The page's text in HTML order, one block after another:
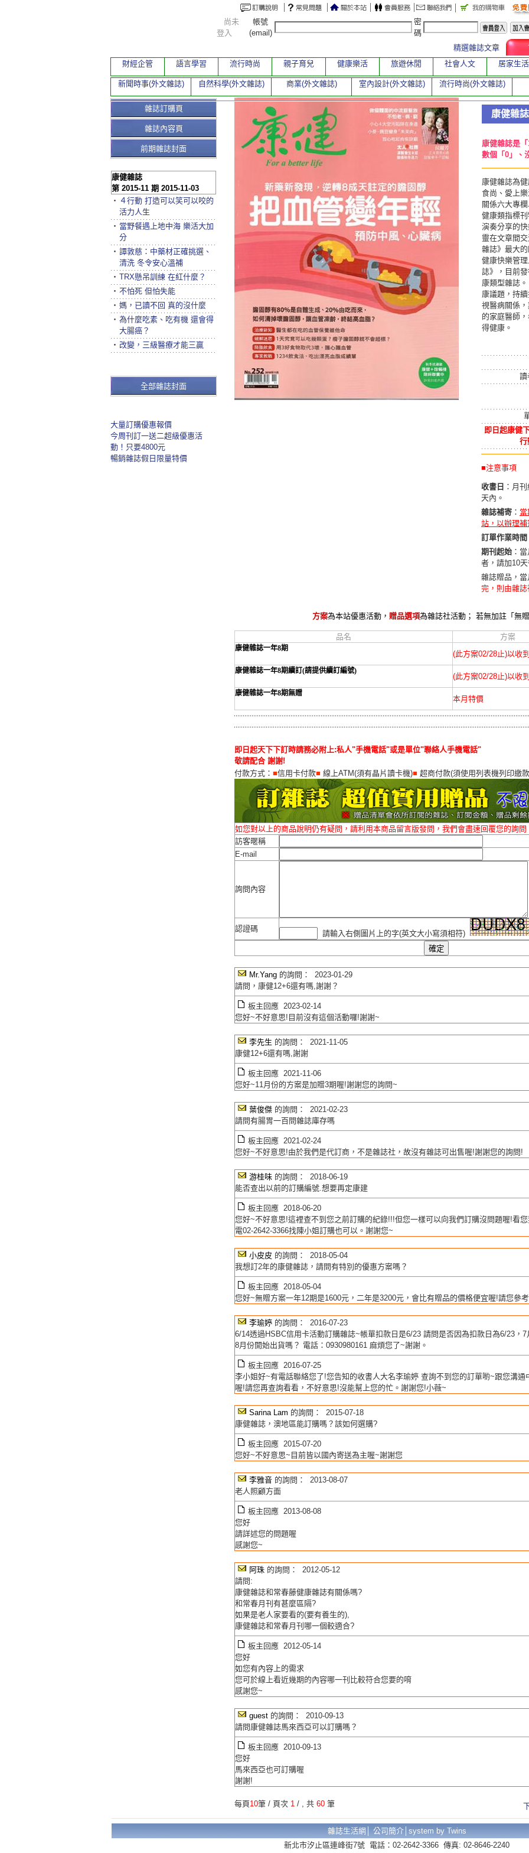
康健雜誌
康健雜誌是
數個「0」、
康健雜誌為
食尚、愛上
關係六大專
健康類指標
演奏分享的
靈在文章間
雜誌》最大
健康快樂管
誌》，目前
康類型雜誌
康議題，持
視醫病關係
的家庭醫師
得健康。
讀
即日起康健
行
■注意事項
收書日 ：月
天內。
雜誌補寄 ：
站，以辦理
訂單作業時間
期刊起始 ：
者，請加10
雜誌贈品，
完，則由雜
方案為本站優惠活動， 贈品選項為雜誌社活動； 若無加註「無
品名 方案
康健雜誌一年8期
(此方案02/28止)以收
康健雜誌一年8期續訂(請提供續訂編號)
(此方案02/28止)以收
康健雜誌一年8期無贈
本月特價
即日起天下下訂時請務必附上:私人"手機電話"或是單位"聯絡人手機電話"
敬請配合 謝謝!
付款方式： ■信用卡付款■ 線上ATM(須有晶片讀卡機)■ 超商付款(須使用列表機列印繳
如您對以上的商品說明仍有疑問，請利用本商品留言版發問，我們會盡速回覆您的詢問
訪客暱稱
E-mail
詢問內容
認證碼
請輸入右側圖片上的字(英文大小寫須相符)
Mr.Yang 的詢問： 2023-01-29
請問，康健12+6還有嗎,謝謝？
板主回應 2023-02-14
您好~不好意思!目前沒有這個活動囉!謝謝~
李先生 的詢問： 2021-11-05
康健12+6還有嗎,謝謝
板主回應 2021-11-06
您好~11月份的方案是加贈3期喔!謝謝您的詢問~
葉俊傑 的詢問： 2021-02-23
請問有腸胃一百問雜誌庫存嗎
板主回應 2021-02-24
您好~不好意思!由於我們是代訂商，不是雜誌社，故沒有雜誌可出售喔!謝謝您的詢問!
游桂味 的詢問： 2018-06-19
能否查出以前的訂購編號.想要再定康建
板主回應 2018-06-20
您好~不好意思!這裡查不到您之前訂購的紀錄!!!但您一樣可以向我們訂購沒問題喔!看
電02-2642-3366找陳小姐訂購也可以。謝謝您~
小皮皮 的詢問： 2018-05-04
我想訂2年的康健雜誌，請問有特別的優惠方案嗎？
板主回應 2018-05-04
您好~無贈方案一年12期是1600元，二年是3200元，會比有贈品的價格便宜喔!請您參
李瑜婷 的詢問： 2016-07-23
6/14透過HSBC信用卡活動訂購雜誌~帳單扣款日是6/23 請問是否因為扣款日為6/23，
8月份開始出貨嗎？ 電話：0930980161 麻煩您了~謝謝。
板主回應 2016-07-25
李小姐好~有電話聯絡您了!您告知的收書人大名李瑜婷 查詢不到您的訂單喲~跟您溝
喔!請您再查詢看看，不好意思!沒能幫上您的忙。謝謝您!小薇~
Sarina Lam 的詢問： 2015-07-18
康健雜誌，澳地區能訂購嗎？該如何選購?
板主回應 2015-07-20
您好~不好意思~目前皆以國內寄送為主喔~謝謝您
李雅音 的詢問： 2013-08-07
老人照顧方面
板主回應 2013-08-08
您好
請詳述您的問題喔
感謝您~
阿珠 的詢問： 2012-05-12
請問:
康健雜誌和常春藤健康雜誌有關係嗎?
和常春月刊有甚麼區隔?
如果是老人家要看的(要有養生的),
康健雜誌和常春月刊哪一個較適合?
板主回應 2012-05-14
您好
如您有內容上的需求
您可於線上看近幾期的內容哪一刊比較符合您要的唷
感謝您~
guest 的詢問： 2010-09-13
請問康健雜誌馬來西亞可以訂購嗎？
板主回應 2010-09-13
您好
馬來西亞也可訂購喔
謝謝!
每頁10筆 / 頁次 1 / , 共 60 筆
雜誌訂購頁
雜誌內容頁
前期雜誌封面
康健雜誌
第 2015-11 期 2015-11-03
‧ ４行動 打造可以笑可以咬的
活力人生
‧ 當野餐遇上地中海 樂活大加
分
‧ 譚敦慈：中藥材正確挑選、
清洗 冬令安心溫補
‧ TRX懸吊訓練 在紅什麼？
‧ 不怕死 但怕失能
‧ 媽，已讀不回 真的沒什麼
‧ 為什麼吃素、吃有機 還會得
大腸癌？
‧ 改變，三級醫療才能三贏
全部雜誌封面
大量訂購優惠報價
今周刊訂一送二超級優惠活
動！只要4800元
暢銷雜誌假日限量特價
尚未
登入
帳號
(email)
密
碼
精選雜誌文章
財經企管
語言學習 流行時尚 親子育兒 健康樂活 旅遊休閒 社會人文 居家生活
新聞時事(外文雜誌) 自然科學(外文雜誌) 商業(外文雜誌) 室內設計(外文雜誌) 流行時尚(外文雜誌)
雜誌生活網│公司簡介│system by Twins
新北市汐止區連峰街7號 電話：02-2642-3366 傳真: 02-8646-2240